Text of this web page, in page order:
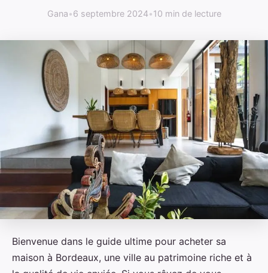
Gana•6 septembre 2024•10 min de lecture
Bienvenue dans le guide ultime pour acheter sa
maison à Bordeaux, une ville au patrimoine riche et à